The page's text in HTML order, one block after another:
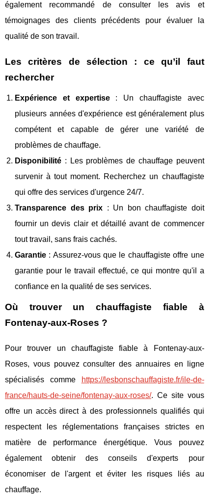
également recommandé de consulter les avis et
témoignages des clients précédents pour évaluer la
qualité de son travail.
Les critères de sélection : ce qu’il faut
rechercher
Expérience et expertise: Un chauffagiste avec
plusieurs années d'expérience est généralement plus
compétent et capable de gérer une variété de
problèmes de chauffage.
Disponibilité : Les problèmes de chauffage peuvent
survenir à tout moment. Recherchez un chauffagiste
qui offre des services d'urgence 24/7.
Transparence des prix : Un bon chauffagiste doit
fournir un devis clair et détaillé avant de commencer
tout travail, sans frais cachés.
Garantie : Assurez-vous que le chauffagiste offre une
garantie pour le travail effectué, ce qui montre qu'il a
confiance en la qualité de ses services.
Où trouver un chauffagiste fiable à
Fontenay-aux-Roses ?
Pour trouver un chauffagiste fiable à Fontenay-aux-
Roses, vous pouvez consulter des annuaires en ligne
spécialisés comme
https://lesbonschauffagiste.fr/ile-de-
france/hauts-de-seine/fontenay-aux-roses/. Ce site vous
offre un accès direct à des professionnels qualifiés qui
respectent les réglementations françaises strictes en
matière de performance énergétique. Vous pouvez
également obtenir des conseils d'experts pour
économiser de l'argent et éviter les risques liés au
chauffage.